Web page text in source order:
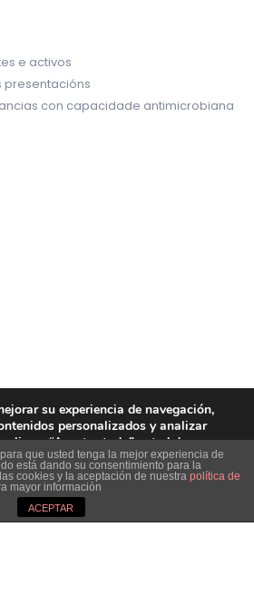
e activos
presentacións
con capacidade antimicrobiana
que usted tenga la mejor experiencia de
está dando su consentimiento para la
cookies y la aceptación de nuestra política de
mayor información
ACEPTAR
su experiencia de navegación,
personalizados y analizar
en “Aceptar todo” usted da su
uso de las cookies.
Ajustes